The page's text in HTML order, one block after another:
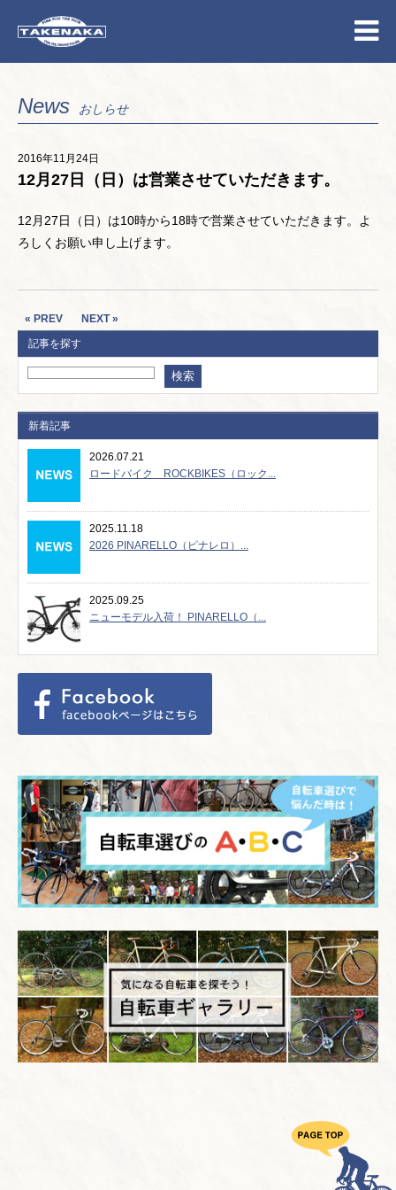
News おしらせ
2016年11月24日
12月27日（日）は営業させていただきます。
12月27日（日）は10時から18時で営業させていただきます。よ
ろしくお願い申し上げます。
« PREV
NEXT »
記事を探す
新着記事
2026.07.21
ロードバイク ROCKBIKES（ロック...
2025.11.18
2026 PINARELLO（ピナレロ）...
2025.09.25
ニューモデル入荷！ PINARELLO（...